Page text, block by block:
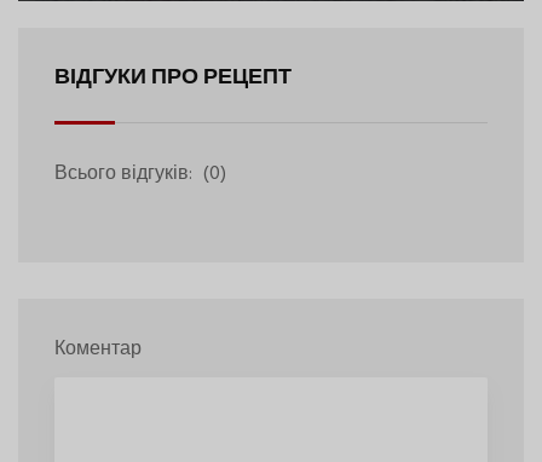
ВІДГУКИ ПРО РЕЦЕПТ
Всього відгуків: (0)
Коментар